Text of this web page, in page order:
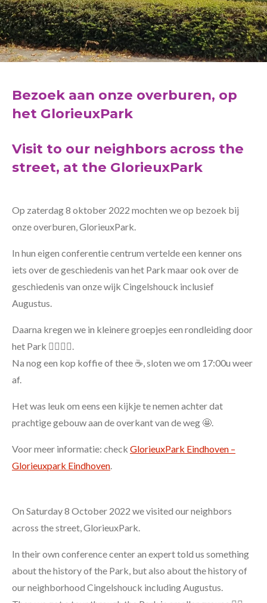
Bezoek aan onze overburen, op
het GlorieuxPark
Visit to our neighbors across the
street, at the GlorieuxPark
Op zaterdag 8 oktober 2022 mochten we op bezoek bij
onze overburen, GlorieuxPark.
In hun eigen conferentie centrum vertelde een kenner ons
iets over de geschiedenis van het Park maar ook over de
geschiedenis van onze wijk Cingelshouck inclusief
Augustus.
Daarna kregen we in kleinere groepjes een rondleiding door
het Park 🚶‍♂️🚶‍♀️.
Na nog een kop koffie of thee ☕, sloten we om 17:00u weer
af.
Het was leuk om eens een kijkje te nemen achter dat
prachtige gebouw aan de overkant van de weg 🤩.
Voor meer informatie: check GlorieuxPark Eindhoven –
Glorieuxpark Eindhoven.
On Saturday 8 October 2022 we visited our neighbors
across the street, GlorieuxPark.
In their own conference center an expert told us something
about the history of the Park, but also about the history of
our neighborhood Cingelshouck including Augustus.